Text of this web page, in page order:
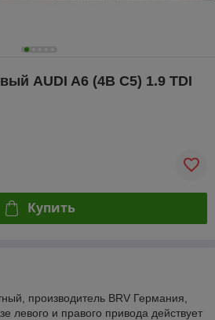
AUDI A6 (4B C5) 1.9 TDI
Купить
производитель BRV Германия,
левого и правого привода действует